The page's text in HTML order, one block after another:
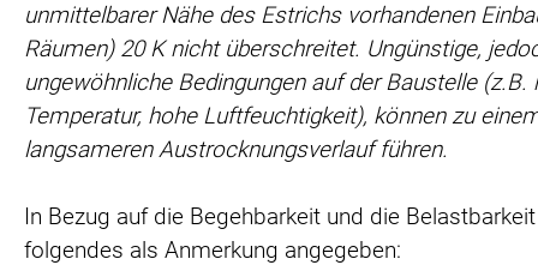
unmittelbarer Nähe des Estrichs vorhandenen
Räumen) 20 K nicht überschreitet. Ungünstige,
ungewöhnliche Bedingungen auf der Baustelle (z.B.
Temperatur, hohe Luftfeuchtigkeit), können zu
langsameren Austrocknungsverlauf führen.
In Bezug auf die Begehbarkeit und die
folgendes als Anmerkung angegeben: